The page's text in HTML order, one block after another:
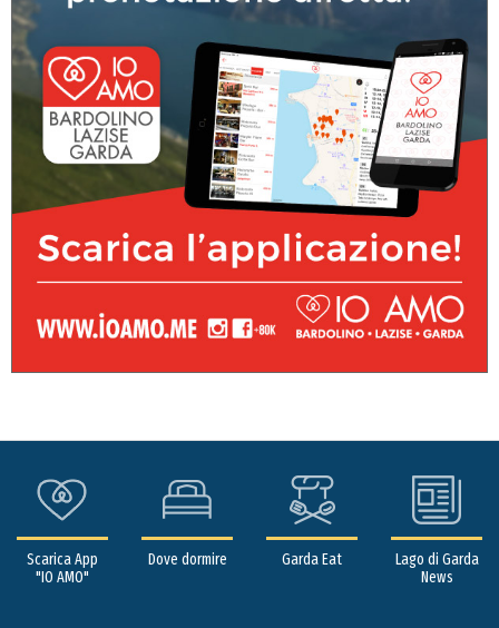
Scarica App
"IO AMO"
Dove dormire Garda Eat
Lago di Garda
News